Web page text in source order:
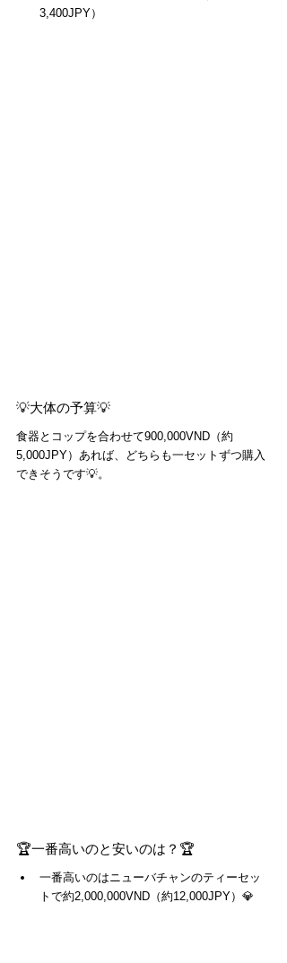
3,400JPY）
💡大体の予算💡
食器とコップを合わせて900,000VND（約
5,000JPY）あれば、どちらも一セットずつ購入
できそうです💡。
🏆一番高いのと安いのは？🏆
一番高いのはニューバチャンのティーセッ
トで約2,000,000VND（約12,000JPY）💎